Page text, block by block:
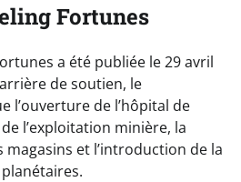
Fortunes
a été publiée le 29 avril
de soutien, le
l’ouverture de l’hôpital de
l’exploitation minière, la
magasins et l’introduction de la